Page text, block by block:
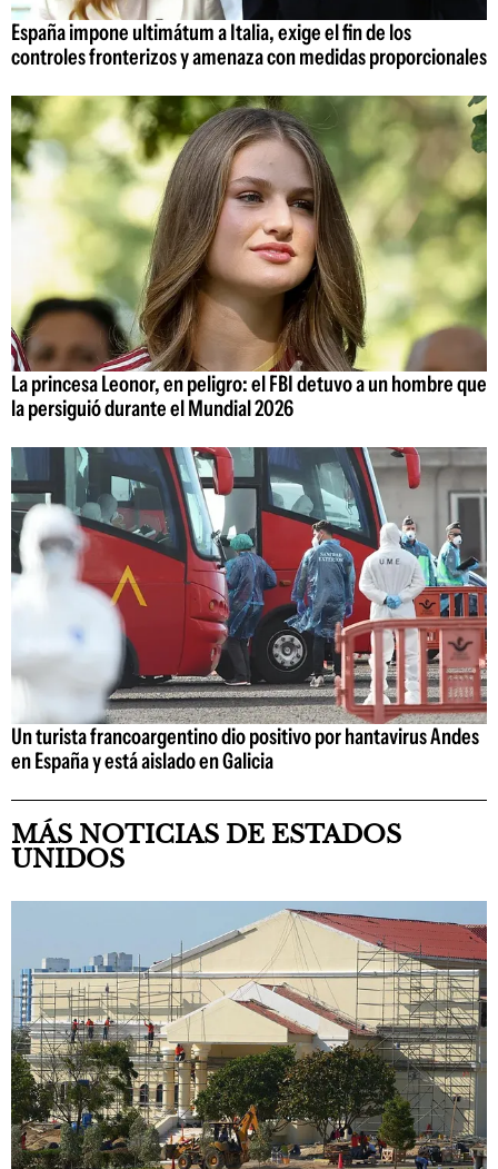
España impone ultimátum a Italia, exige el fin de los
controles fronterizos y amenaza con medidas proporcionales
La princesa Leonor, en peligro: el FBI detuvo a un hombre que
la persiguió durante el Mundial 2026
Un turista francoargentino dio positivo por hantavirus Andes
en España y está aislado en Galicia
MÁS NOTICIAS DE ESTADOS
UNIDOS